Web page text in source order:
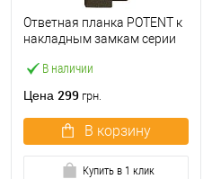
В наличии
Ответная планка POTENT к
накладным замкам серии
Цена 299 грн.
В корзину
Купить в 1 клик